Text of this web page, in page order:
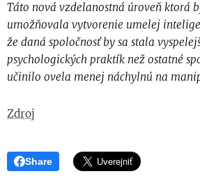
Táto nová vzdelanostná úroveň ktorá
umožňovala vytvorenie umelej
že daná spoločnosť by sa stala
psychologických praktík než ostatné
učinilo ovela menej náchylnú na
Zdroj
Share